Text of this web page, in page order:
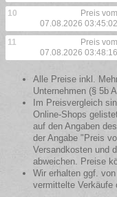
10
Preis vom
07.08.2026 03:45:02
11
Preis vom
07.08.2026 03:48:16
Alle Preise inkl.
Unternehmen (§ 5b
Im Preisvergleich
Online-Shops
auf den Angaben
der Angabe "Preis
Versandkosten und
abweichen. Preise
Wir erhalten ggf.
vermittelte Verkäufe